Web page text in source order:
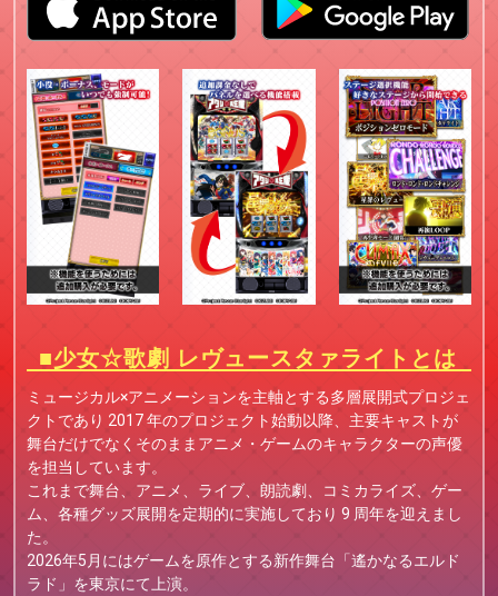
■少女☆歌劇 レヴュースタァライトとは
ミュージカル×アニメーションを主軸とする多層展開式プロジェ
クトであり 2017 年のプロジェクト始動以降、主要キャストが
舞台だけでなくそのままアニメ・ゲームのキャラクターの声優
を担当しています。
これまで舞台、アニメ、ライブ、朗読劇、コミカライズ、ゲー
ム、各種グッズ展開を定期的に実施しており 9 周年を迎えまし
た。
2026年5月にはゲームを原作とする新作舞台「遙かなるエルド
ラド」を東京にて上演。